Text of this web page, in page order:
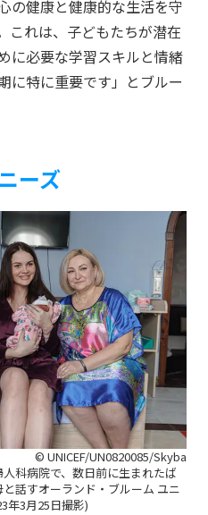
の健康と健康的な生活を守
これは、子どもたちが潜在
に必要な学習スキルと情緒
に特に重要です」とブルー
ーズ
© UNICEF/UN0820085/Skyba
科病院で、数日前に生まれたば
話すオーランド・ブルーム ユニ
年3月25日撮影)